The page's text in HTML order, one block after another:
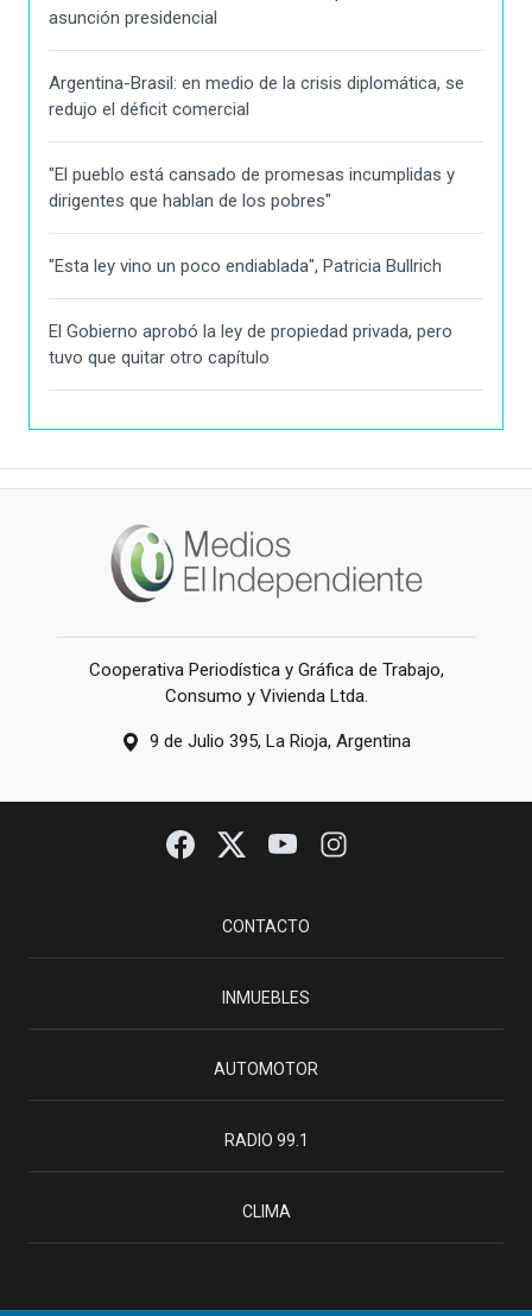
asunción presidencial
Argentina-Brasil: en medio de la crisis diplomática, se
redujo el déficit comercial
"El pueblo está cansado de promesas incumplidas y
dirigentes que hablan de los pobres"
"Esta ley vino un poco endiablada", Patricia Bullrich
El Gobierno aprobó la ley de propiedad privada, pero
tuvo que quitar otro capítulo
Cooperativa Periodística y Gráfica de Trabajo,
Consumo y Vivienda Ltda.
9 de Julio 395, La Rioja, Argentina
CONTACTO
INMUEBLES
AUTOMOTOR
RADIO 99.1
CLIMA